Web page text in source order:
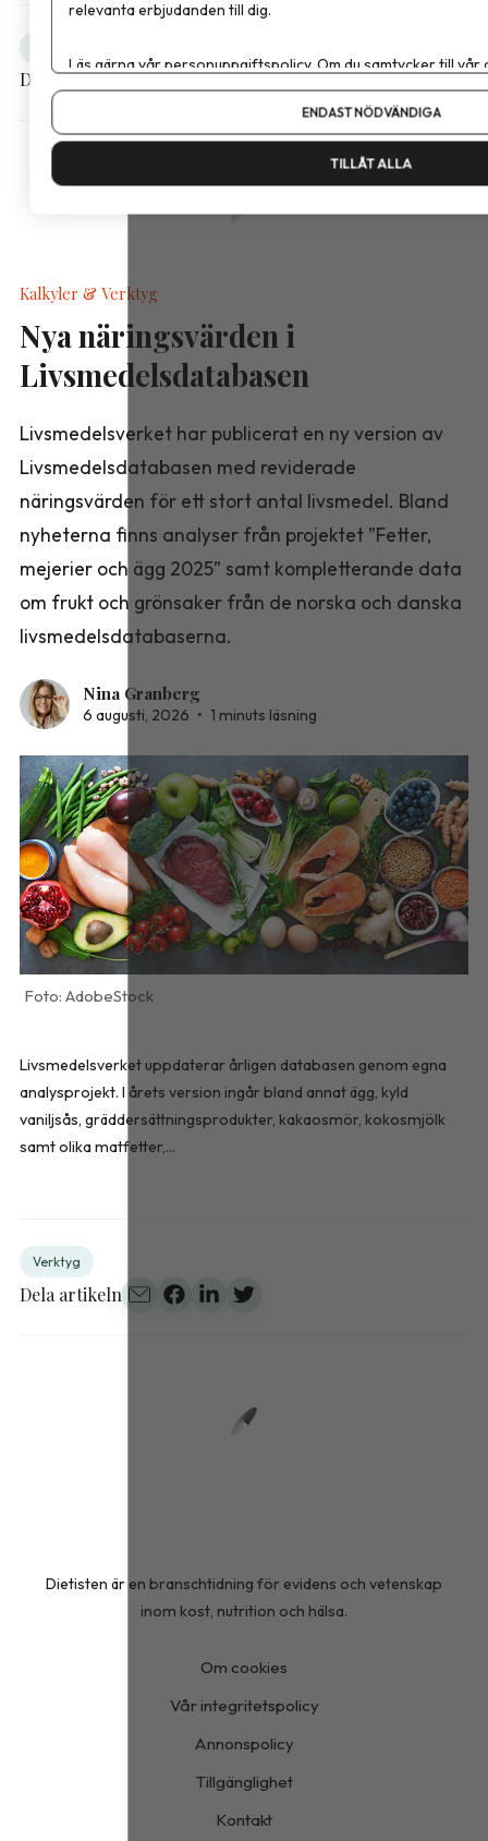
Dela artikeln
Kalkyler & Verktyg
Nya näringsvärden i
Livsmedelsdatabasen
Livsmedelsverket har publicerat en ny version av
Livsmedelsdatabasen med reviderade
näringsvärden för ett stort antal livsmedel. Bland
nyheterna finns analyser från projektet ”Fetter,
mejerier och ägg 2025” samt kompletterande data
om frukt och grönsaker från de norska och danska
livsmedelsdatabaserna.
Nina Granberg
6 augusti, 2026 • 1 minuts läsning
AdobeStock
Livsmedelsverket uppdaterar årligen databasen genom egna
analysprojekt. I årets version ingår bland annat ägg, kyld
vaniljsås, gräddersättningsprodukter, kakaosmör, kokosmjölk
samt olika matfetter,...
Verktyg
Dela artikeln
Dietisten är en branschtidning för evidens och vetenskap
inom kost, nutrition och hälsa.
Om cookies
Vår integritetspolicy
Annonspolicy
Tillgänglighet
Kontakt
relevanta erbjudanden till dig.
Läs gärna vårpersonuppgiftspolicy. Om du samtycker till vår
Om du vill ändra ditt val i efterhand hittar du den möjligheten
ENDAST NÖDVÄNDIGA
TILLÅT ALLA